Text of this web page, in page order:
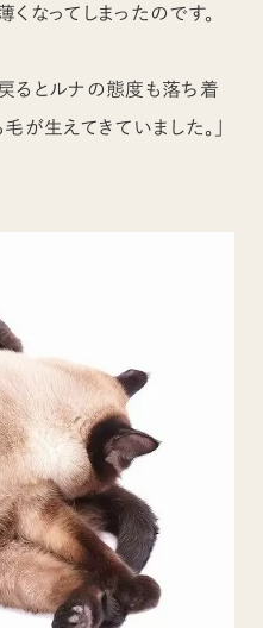
なってしまったのです。
るとルナの態度も落ち着
が生えてきていました。」